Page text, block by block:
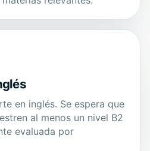
en inglés. Se espera que
al menos un nivel B2
evaluada por